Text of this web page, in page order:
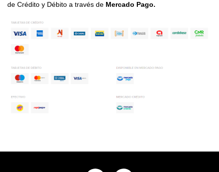
de Crédito y Débito a través de Mercado Pago.